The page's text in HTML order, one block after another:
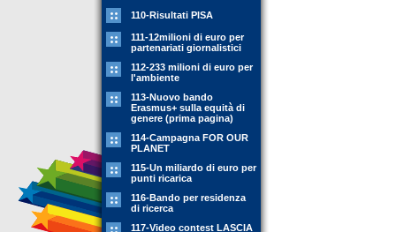
110-Risultati PISA
111-12milioni di euro per
partenariati giornalistici
112-233 milioni di euro per
l'ambiente
113-Nuovo bando
Erasmus+ sulla equità di
genere (prima pagina)
114-Campagna FOR OUR
PLANET
115-Un miliardo di euro per
punti ricarica
116-Bando per residenza
di ricerca
117-Video contest LASCIA